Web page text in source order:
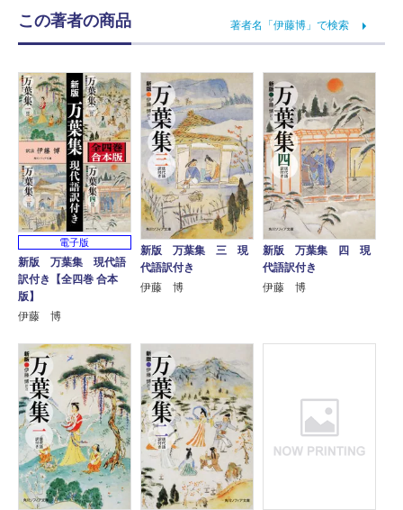
この著者の商品 著者名「伊藤博」で検索
電子版
新版 万葉集 現代語
訳付き【全四巻 合本
版】
伊藤 博
新版 万葉集 三 現
代語訳付き
伊藤 博
新版 万葉集 四 現
代語訳付き
伊藤 博